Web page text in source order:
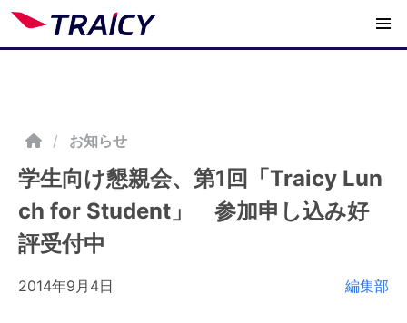
/ お知らせ
学生向け懇親会、第1回「Traicy Lun
ch for Student」 参加申し込み好
評受付中
2014年9月4日 編集部